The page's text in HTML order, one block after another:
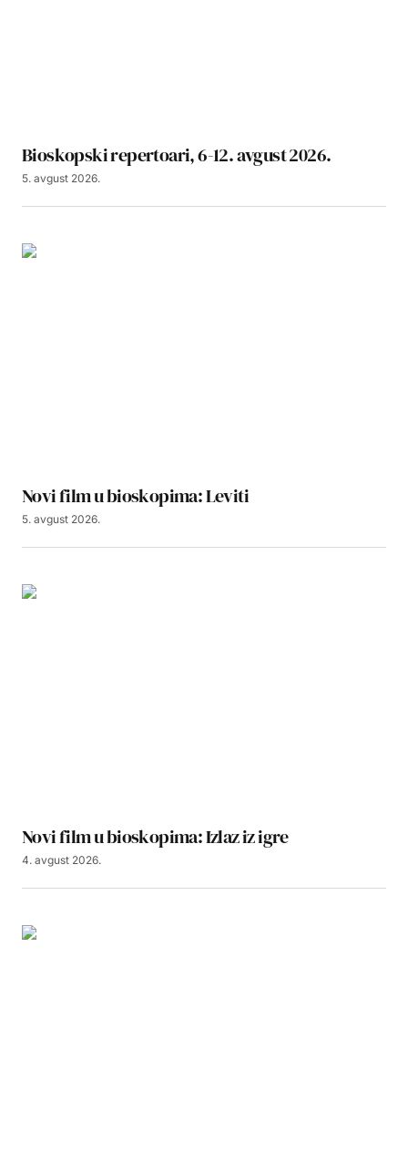
Bioskopski repertoari, 6-12. avgust 2026.
5. avgust 2026.
Novi film u bioskopima: Leviti
5. avgust 2026.
Novi film u bioskopima: Izlaz iz igre
4. avgust 2026.